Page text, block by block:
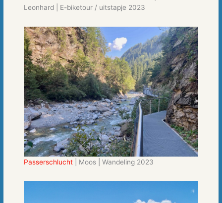
Leonhard | E-biketour / uitstapje 2023
Passerschlucht | Moos | Wandeling 2023